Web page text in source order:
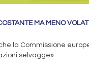
MA MENO
la Commissione
selvagge»